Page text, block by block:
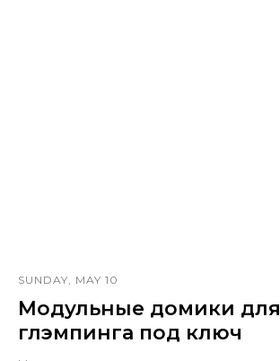
SUNDAY, MAY 10
Модульные домики для
глэмпинга под ключ